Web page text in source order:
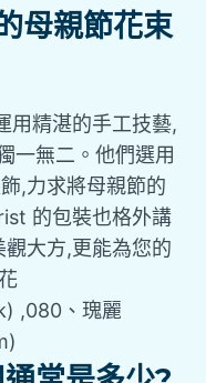
母親節花束
用精湛的手工技藝,
一無二。他們選用
,力求將母親節的
的包裝也格外講
大方,更能為您的
,080、瑰麗